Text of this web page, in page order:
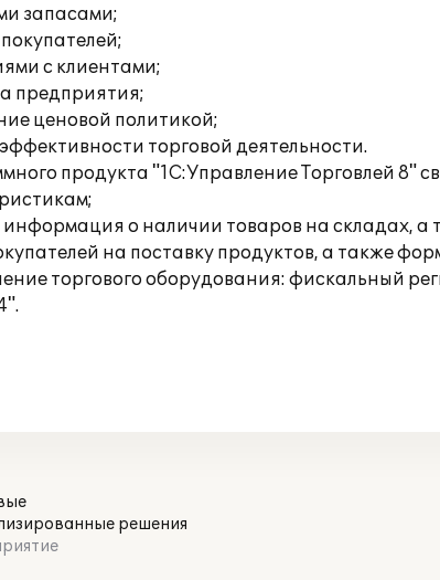
запасами;
с клиентами;
предприятия;
ценовой политикой;
торговой деятельности.
продукта "1С:Управление Торговлей 8"
о наличии товаров на складах, а
на поставку продуктов, а также
торгового оборудования: фискальный
решения